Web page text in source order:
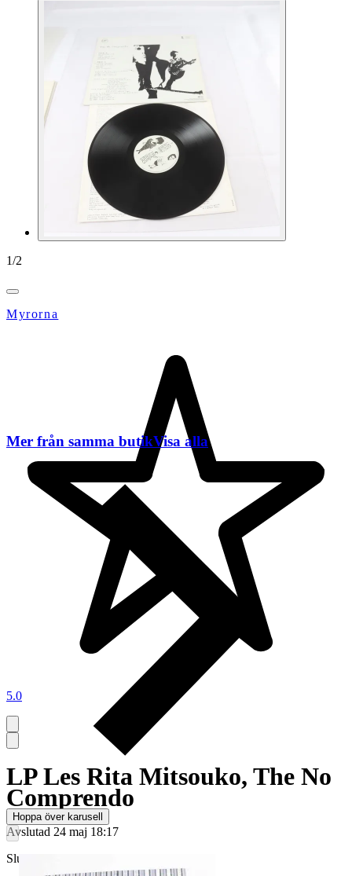
1/2
Myrorna
5.0
LP Les Rita Mitsouko, The No
Comprendo
Avslutad 24 maj 18:17
Slutpris
Mer från samma butikVisa alla
Hoppa över karusell